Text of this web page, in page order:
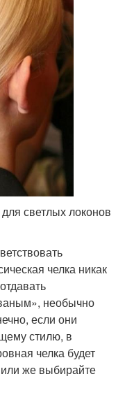
светлых локонов
челка никак
необычно
если они
стилю, в
челка будет
же выбирайте